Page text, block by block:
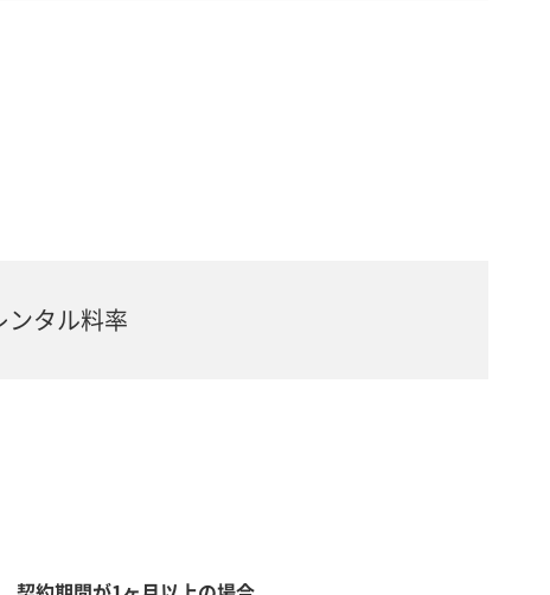
タル料率